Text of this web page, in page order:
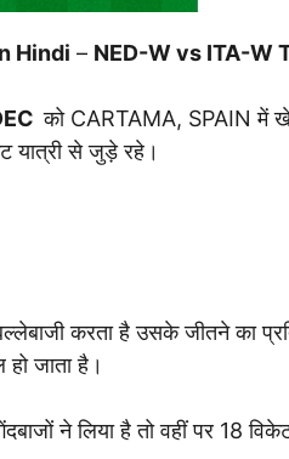
Hindi – NED-W vs ITA-W
को CARTAMA, SPAIN में
यात्री से जुड़े रहे।
करता है उसके जीतने का
जाता है।
ने लिया है तो वहीं पर 18